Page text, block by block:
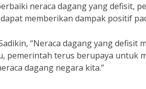
neraca dagang yang defisit,
memberikan dampak positif
“Neraca dagang yang defisit
pemerintah terus berupaya untuk
dagang negara kita.”